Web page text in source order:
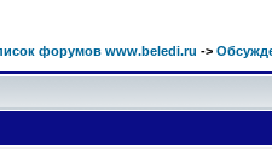
форумов www.beledi.ru ->